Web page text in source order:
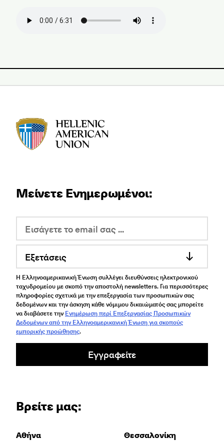
Μείνετε Ενημερωμένοι:
Εξετάσεις
Η Ελληνοαμερικανική Ένωση συλλέγει διευθύνσεις ηλεκτρονικού
ταχυδρομείου με σκοπό την αποστολή newsletters. Για περισσότερες
πληροφορίες σχετικά με την επεξεργασία των προσωπικών σας
δεδομένων και την άσκηση κάθε νόμιμου δικαιώματός σας μπορείτε
να διαβάσετε την Ενημέρωση περί Επεξεργασίας Προσωπικών
Δεδομένων από την Ελληνοαμερικανική Ένωση για σκοπούς
εμπορικής προώθησης.
Εγγραφείτε
Βρείτε μας:
Αθήνα
Θεσσαλονίκη